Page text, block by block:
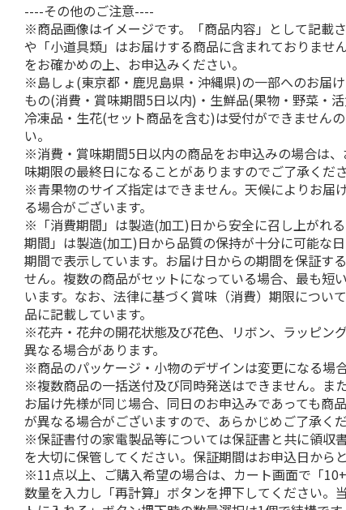
----その他のご注意----
※商品画像はイメージです。「商品内容」として記載
や「小道具類」はお届けする商品に含まれておりませ
をお確かめの上、お申込みください。
※島しょ(東京都・鹿児島県・沖縄県)の一部へのお届
もの(消費・賞味期間5日以内)・生鮮品(果物・野菜・
冷凍品・生花(セット商品を含む)は受付ができません
い。
※消費・賞味期間5日以内の商品をお申込みの場合は
味期限の最終日になることがありますのでご了承くださ
※青果物のサイズ指定はできません。天候によりお届
る場合がございます。
※「消費期間」は製造(加工)日から安全に召し上がれ
期間」は製造(加工)日から品質の保持が十分に可能な
期間で表示しています。お届け日からの期間を保証す
せん。複数の商品がセットになっている場合、最も短
います。なお、法律に基づく賞味（消費）期限につい
品に記載しています。
※花卉・花弁の開花状態及び花色、リボン、ラッピン
異なる場合があります。
※商品のパッケージ・小物のデザインは変更になる場合
※複数商品の一括送付及び同時発送はできません。ま
お届け先様が同じ場合、同日のお申込みであっても商
が異なる場合がございますので、あらかじめご了承くだ
※保証書付の家電製品等については保証書と共に領収
を大切に保管してください。保証期間はお申込日からと
※11点以上、ご購入希望の場合は、カート画面で「
数量を入力し「再計算」ボタンを押下してください。